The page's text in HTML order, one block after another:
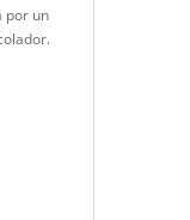
por un